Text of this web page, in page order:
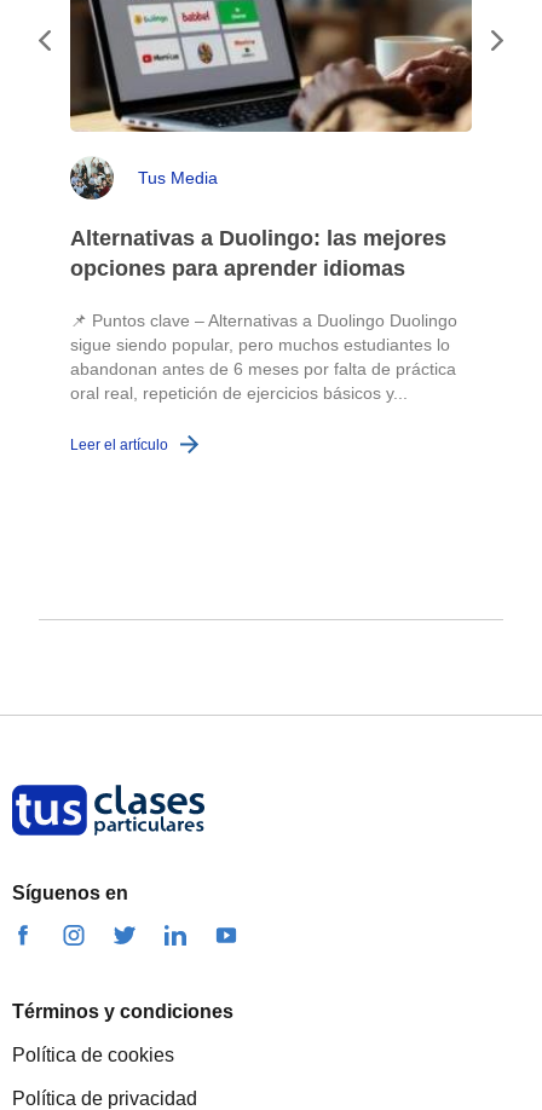
Tus Media
Alternativas a Duolingo: las mejores
opciones para aprender idiomas
📌 Puntos clave – Alternativas a Duolingo Duolingo
sigue siendo popular, pero muchos estudiantes lo
abandonan antes de 6 meses por falta de práctica
oral real, repetición de ejercicios básicos y...
Leer el artículo
Síguenos en
Términos y condiciones
Política de cookies
Política de privacidad